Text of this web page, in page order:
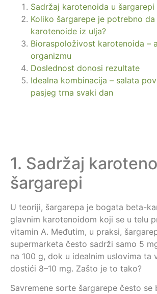
Sadržaj karotenoida u šargarepi
Koliko šargarepe je potrebno
karotenoide iz ulja?
Bioraspoloživost karotenoida –
organizmu
Doslednost donosi rezultate
Idealna kombinacija – salata
pasjeg trna svaki dan
1. Sadržaj
šargarepi
U teoriji, šargarepa je bogata beta-
glavnim karotenoidom koji se u telu
vitamin A. Međutim, u praksi,
supermarketa često sadrži samo 5
na 100 g, dok u idealnim uslovima ta
dostići 8–10 mg. Zašto je to tako?
Savremene sorte šargarepe često se